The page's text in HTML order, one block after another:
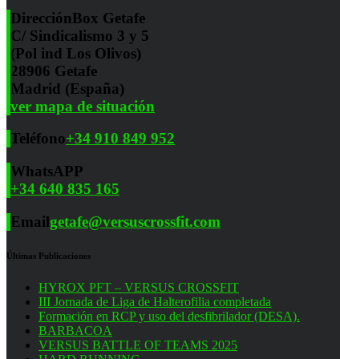
DirecciónBox Getafe
C/ Sindicalismo 3 y 5
(Pol ind Los Olivos)
28906 Getafe
Madrid (España)
ver mapa de situación
Teléfono+34 910 849 952
WhatsAPP
+34 640 835 165
Emailgetafe@versuscrossfit.com
Últimas Publicaciones
HYROX PFT – VERSUS CROSSFIT
III Jornada de Liga de Halterofilia completada
Formación en RCP y uso del desfibrilador (DESA).
BARBACOA
VERSUS BATTLE OF TEAMS 2025